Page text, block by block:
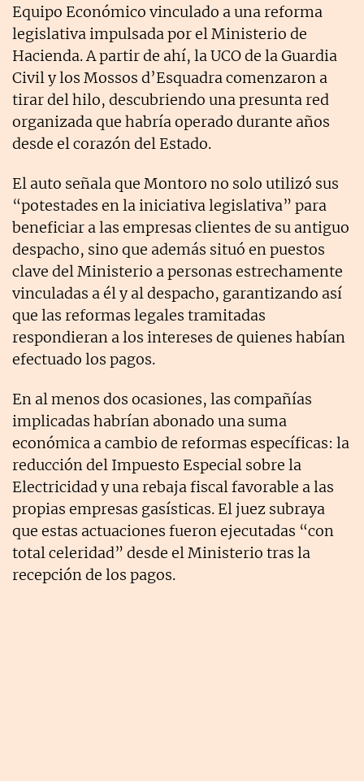
Equipo Económico vinculado a una reforma
legislativa impulsada por el Ministerio de
Hacienda. A partir de ahí, la UCO de la Guardia
Civil y los Mossos d’Esquadra comenzaron a
tirar del hilo, descubriendo una presunta red
organizada que habría operado durante años
desde el corazón del Estado.
El auto señala que Montoro no solo utilizó sus
“potestades en la iniciativa legislativa” para
beneficiar a las empresas clientes de su antiguo
despacho, sino que además situó en puestos
clave del Ministerio a personas estrechamente
vinculadas a él y al despacho, garantizando así
que las reformas legales tramitadas
respondieran a los intereses de quienes habían
efectuado los pagos.
En al menos dos ocasiones, las compañías
implicadas habrían abonado una suma
económica a cambio de reformas específicas: la
reducción del Impuesto Especial sobre la
Electricidad y una rebaja fiscal favorable a las
propias empresas gasísticas. El juez subraya
que estas actuaciones fueron ejecutadas “con
total celeridad” desde el Ministerio tras la
recepción de los pagos.